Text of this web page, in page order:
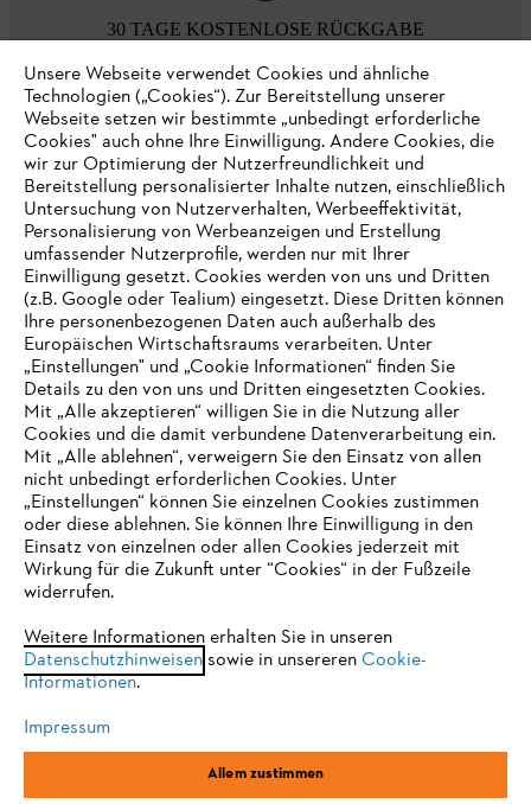
30 TAGE KOSTENLOSE RÜCKGABE
Zahlungsmöglichkeiten
Unternehmen
Online Shop
Service
Allgemeine Geschäftsbedingungen
Impressum Cookies Rechtliche Informationen
IHR BROWSER WIRD NICHT
UNTERSTÜTZT
eine optimale Nutzung unserer Seite empfehlen wir Ihnen, zu
einem der folgenden Browser zu wechseln:
Firefox Chrome
Unsere Webseite verwendet Cookies und ähnliche
Technologien („Cookies“). Zur Bereitstellung unserer
Webseite setzen wir bestimmte „unbedingt erforderliche
Cookies" auch ohne Ihre Einwilligung. Andere Cookies, die
wir zur Optimierung der Nutzerfreundlichkeit und
Bereitstellung personalisierter Inhalte nutzen, einschließlich
Untersuchung von Nutzerverhalten, Werbeeffektivität,
Personalisierung von Werbeanzeigen und Erstellung
umfassender Nutzerprofile, werden nur mit Ihrer
Einwilligung gesetzt. Cookies werden von uns und Dritten
(z.B. Google oder Tealium) eingesetzt. Diese Dritten können
Ihre personenbezogenen Daten auch außerhalb des
Europäischen Wirtschaftsraums verarbeiten. Unter
„Einstellungen" und „Cookie Informationen“ finden Sie
Details zu den von uns und Dritten eingesetzten Cookies.
Mit „Alle akzeptieren“ willigen Sie in die Nutzung aller
Cookies und die damit verbundene Datenverarbeitung ein.
Mit „Alle ablehnen“, verweigern Sie den Einsatz von allen
nicht unbedingt erforderlichen Cookies. Unter
„Einstellungen“ können Sie einzelnen Cookies zustimmen
oder diese ablehnen. Sie können Ihre Einwilligung in den
Einsatz von einzelnen oder allen Cookies jederzeit mit
Wirkung für die Zukunft unter “Cookies“ in der Fußzeile
widerrufen.
Weitere Informationen erhalten Sie in unseren
Datenschutzhinweisensowie in unsereren Cookie-
Informationen.
Impressum
Allem zustimmen